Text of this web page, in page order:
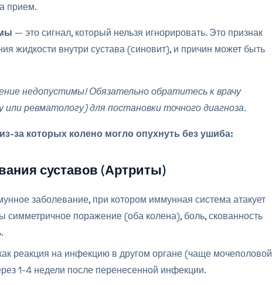
прием.
— это сигнал, который нельзя игнорировать. Это признак
жидкости внутри сустава (синовит), и причин может быть
недопустимы! Обязательно обратитесь к врачу
ревматологу) для постановки точного диагноза.
за которых колено могло опухнуть без ушиба:
суставов (Артриты)
заболевание, при котором иммунная система атакует
симметричное поражение (оба колена), боль, скованность
реакция на инфекцию в другом органе (чаще мочеполовой
1-4 недели после перенесенной инфекции.